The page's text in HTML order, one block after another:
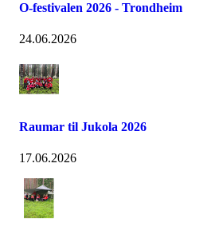
O-festivalen 2026 - Trondheim
24.06.2026
Raumar til Jukola 2026
17.06.2026